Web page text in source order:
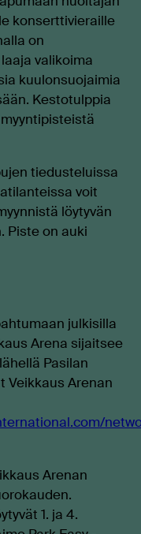
konserttivieraille
on
valikoima
kuulonsuojaimia
Kestotulppia
tiedusteluissa
voit
löytyvän
Piste on auki
julkisilla
Arena sijaitsee
Pasilan
Veikkaus Arenan
Arenan
1. ja 4.